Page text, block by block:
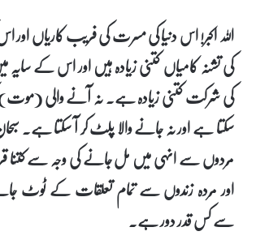
اللہ اکبر! اس دنیا کی مسرت کی فریب کاریاں اور
کی تشنہ کامیاں کتنی زیادہ ہیں اور اس کے
کی شرکت کتنی زیادہ ہے۔ نہ آنے والی (موت) کو
سکتا ہے اور نہ جانے والا پلٹ کر آ سکتا ہے۔
مُردوں سے انہی میں مل جانے کی وجہ سے
اور مُردہ زندوں سے تمام تعلقات کے ٹوٹ
سے کس قدر دور ہے۔